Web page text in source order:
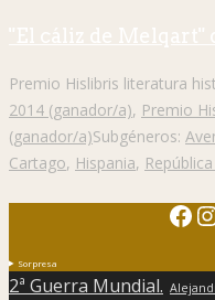
"El cáliz de
Premio Hislibris literatura
2014 (ganador/a), Premio
(ganador/a)Subgéneros:
Cartago, Hispania,
Sorpresa
2ª Guerra Mundial.